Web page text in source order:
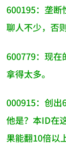
600195：垄断
聊人不少，否
600779：现在
拿得太多。
000915：创出
他是？本ID在
果能翻10倍以